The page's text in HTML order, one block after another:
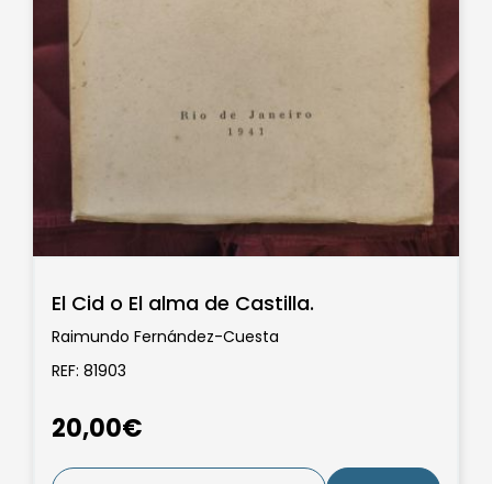
El Cid o El alma de Castilla.
Raimundo Fernández-Cuesta
REF: 81903
20,00€